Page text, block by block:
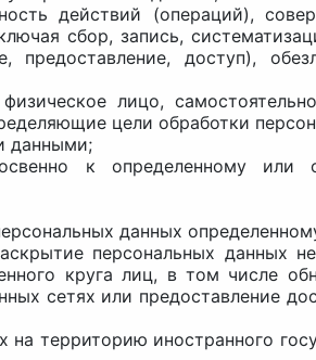
действий (операций),
сбор, запись,
предоставление, доступ),
лицо,
цели обработки
данными;
к определенному или
данных
персональных данных
круга лиц, в том числе
сетях или предоставление
территорию иностранного